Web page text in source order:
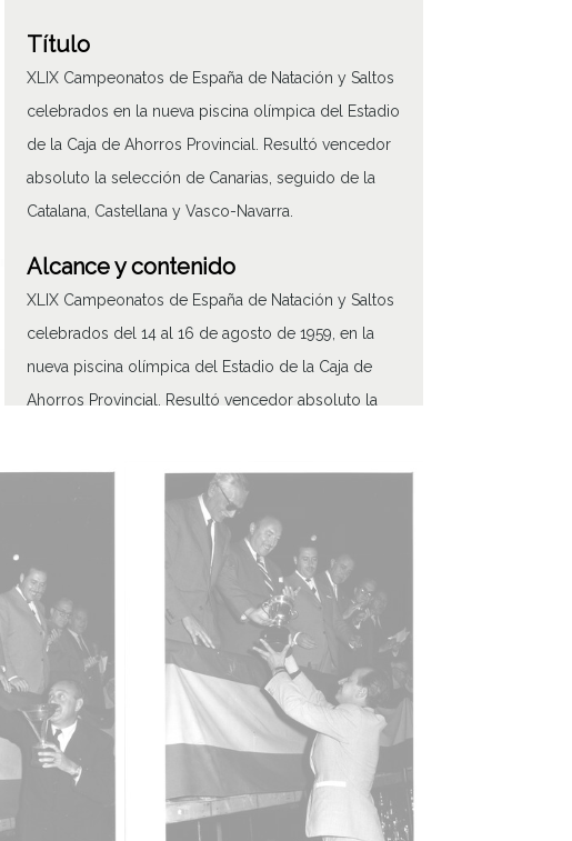
Título
XLIX Campeonatos de España de Natación y Saltos
celebrados en la nueva piscina olímpica del Estadio
de la Caja de Ahorros Provincial. Resultó vencedor
absoluto la selección de Canarias, seguido de la
Catalana, Castellana y Vasco-Navarra.
Alcance y contenido
XLIX Campeonatos de España de Natación y Saltos
celebrados del 14 al 16 de agosto de 1959, en la
nueva piscina olímpica del Estadio de la Caja de
Ahorros Provincial. Resultó vencedor absoluto la
Tipo de contenido
Características del soporte
Fecha
19590814
19590816
1959, agosto, 14 a 1959, agosto, 16